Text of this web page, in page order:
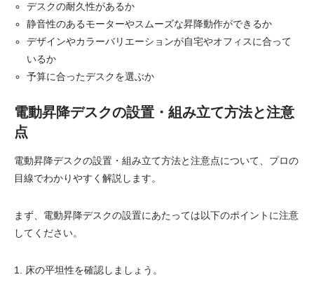
デスクの耐久性があるか
静音性のあるモーターやスムーズな昇降動作ができるか
デザインやカラーバリエーションが自宅やオフィスに合って
いるか
予算に合ったデスクを選ぶか
電動昇降デスクの設置・組み立て方法と注意
点
電動昇降デスクの設置・組み立て方法と注意点について、プロの
目線でわかりやすく解説します。
まず、電動昇降デスクの設置にあたっては以下のポイントに注意
してください。
1. 床の平坦性を確認しましょう。